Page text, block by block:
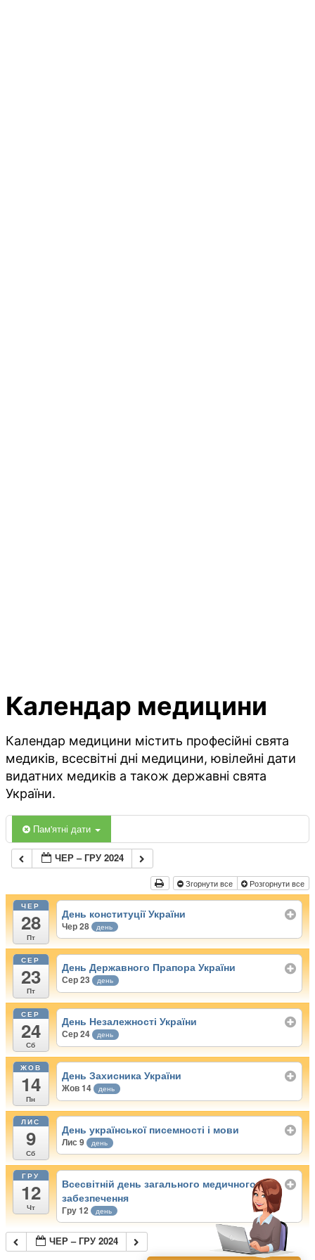
Календар медицини
Календар медицини містить професійні свята
медиків, всесвітні дні медицини, ювілейні дати
видатних медиків а також державні свята
України.
Пам'ятні дати
ЧЕР – ГРУ 2024
Згорнути все Розгорнути все
ЧЕР
28
Пт
День конституції України
Чер 28 день
СЕР
23
Пт
День Державного Прапора України
Сер 23 день
СЕР
24
Сб
День Незалежності України
Сер 24 день
ЖОВ
14
Пн
День Захисника України
Жов 14 день
ЛИС
9
Сб
День української писемності і мови
Лис 9 день
ГРУ
12
Чт
Всесвітній день загального медичного
забезпечення
Гру 12 день
ЧЕР – ГРУ 2024